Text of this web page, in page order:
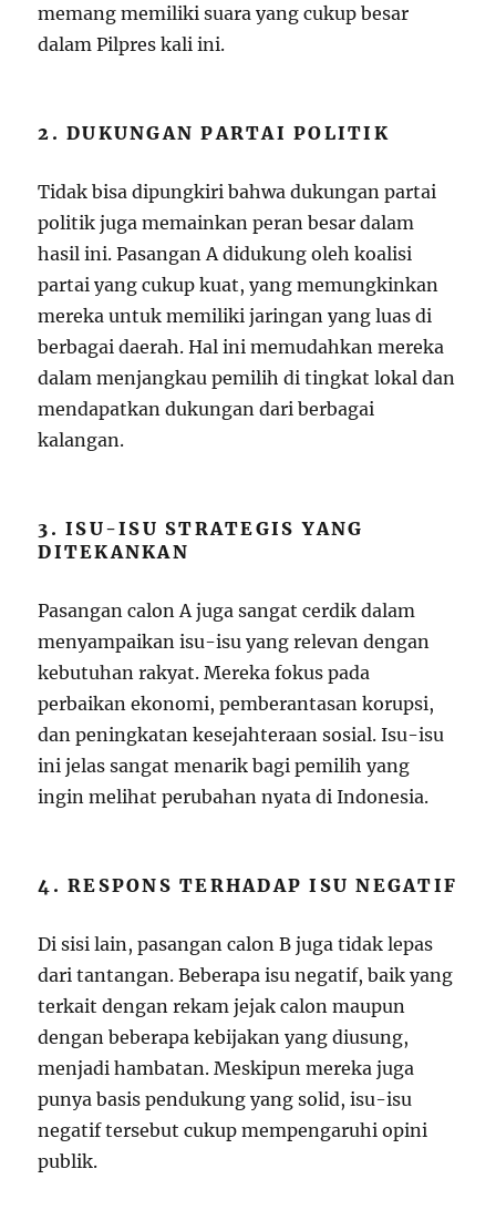
memang memiliki suara yang cukup besar
dalam Pilpres kali ini.
2. DUKUNGAN PARTAI POLITIK
Tidak bisa dipungkiri bahwa dukungan partai
politik juga memainkan peran besar dalam
hasil ini. Pasangan A didukung oleh koalisi
partai yang cukup kuat, yang memungkinkan
mereka untuk memiliki jaringan yang luas di
berbagai daerah. Hal ini memudahkan mereka
dalam menjangkau pemilih di tingkat lokal dan
mendapatkan dukungan dari berbagai
kalangan.
3. ISU-ISU STRATEGIS YANG
DITEKANKAN
Pasangan calon A juga sangat cerdik dalam
menyampaikan isu-isu yang relevan dengan
kebutuhan rakyat. Mereka fokus pada
perbaikan ekonomi, pemberantasan korupsi,
dan peningkatan kesejahteraan sosial. Isu-isu
ini jelas sangat menarik bagi pemilih yang
ingin melihat perubahan nyata di Indonesia.
4. RESPONS TERHADAP ISU NEGATIF
Di sisi lain, pasangan calon B juga tidak lepas
dari tantangan. Beberapa isu negatif, baik yang
terkait dengan rekam jejak calon maupun
dengan beberapa kebijakan yang diusung,
menjadi hambatan. Meskipun mereka juga
punya basis pendukung yang solid, isu-isu
negatif tersebut cukup mempengaruhi opini
publik.